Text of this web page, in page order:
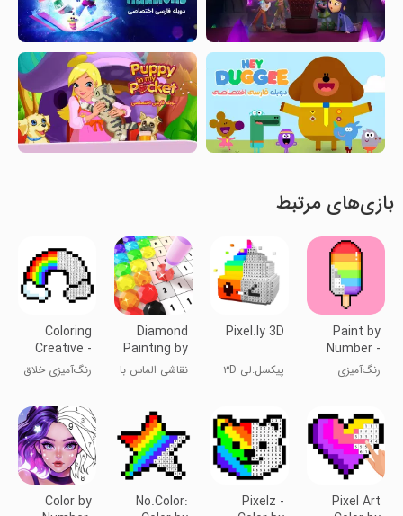
بازی‌های مرتبط
Paint by
Number -
Pixel Art
رنگ‌آمیزی
Pixel.ly 3D
پیکسل.لی ۳D
Diamond
Painting by
Number
نقاشی الماس با
Coloring
Creative -
Color by N
رنگ‌آمیزی خلاق
Pixel Art
Pixelz -
No.Color:
Color by